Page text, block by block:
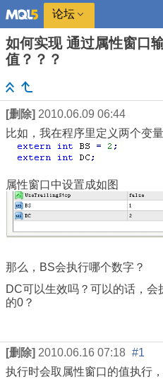
论坛
如何实现 通过属性窗口
值？？？
[删除] 2010.06.09 06:44
比如，我在程序里定义两个变
属性窗口中设置成如图
那么，BS会执行哪个数字？
DC可以生效吗？可以的话，
的0？
[删除] 2010.06.16 07:18 #1
执行时会取属性窗口的值执行